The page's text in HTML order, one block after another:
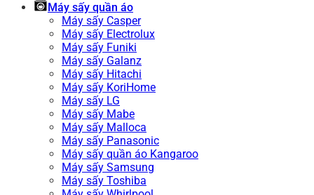
Máy sấy quần áo
Máy sấy Casper
Máy sấy Electrolux
Máy sấy Funiki
Máy sấy Galanz
Máy sấy Hitachi
Máy sấy KoriHome
Máy sấy LG
Máy sấy Mabe
Máy sấy Malloca
Máy sấy Panasonic
Máy sấy quần áo Kangaroo
Máy sấy Samsung
Máy sấy Toshiba